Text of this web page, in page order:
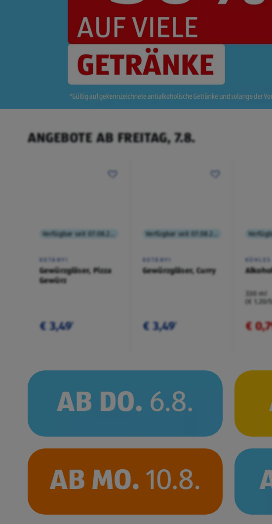
ANGEBOTE AB FREITAG, 7.8.
KOTÁNYI
Gewürzgläser, Pizza
Gewürz
€ 3,49¹
KOTÁNYI
Gewürzgläser, Curry
€ 3,49¹
KÜHLES
330 ml
(€
€